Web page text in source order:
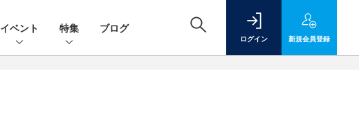
イベント 特集 ブログ
ログイン 新規会員登録